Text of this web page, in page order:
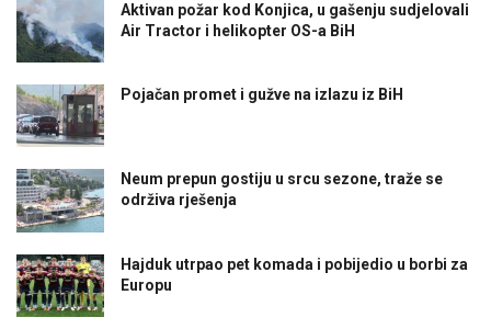
Aktivan požar kod Konjica, u gašenju sudjelovali
Air Tractor i helikopter OS-a BiH
Pojačan promet i gužve na izlazu iz BiH
Neum prepun gostiju u srcu sezone, traže se
održiva rješenja
Hajduk utrpao pet komada i pobijedio u borbi za
Europu